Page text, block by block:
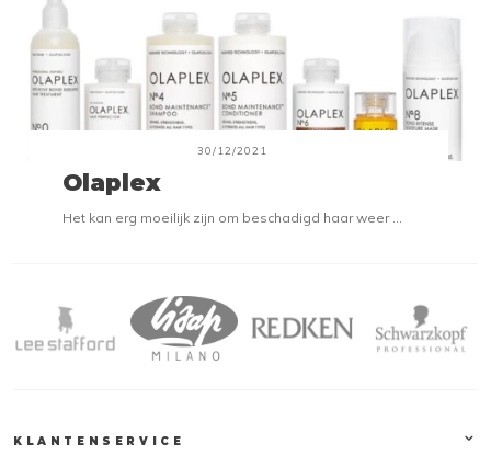
30/12/2021
Olaplex
Het kan erg moeilijk zijn om beschadigd haar weer ...
KLANTENSERVICE